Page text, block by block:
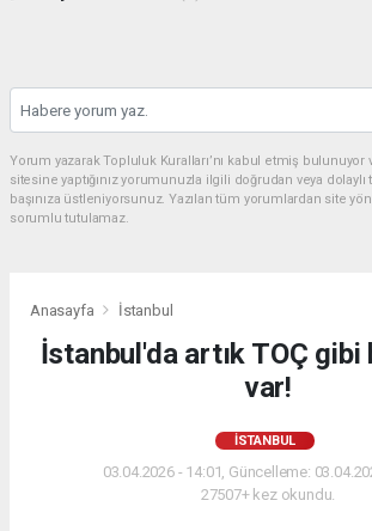
Yorum yazarak Topluluk Kuralları’nı kabul etmiş
sitesine yaptığınız yorumunuzla ilgili doğrudan veya
başınıza üstleniyorsunuz. Yazılan tüm yorumlardan site
sorumlu tutulamaz.
Anasayfa İstanbul
İstanbul'da artık TOÇ
var!
İSTANBUL
03.04.2026 - 14:01, Güncelleme:
27507+ kez okundu.